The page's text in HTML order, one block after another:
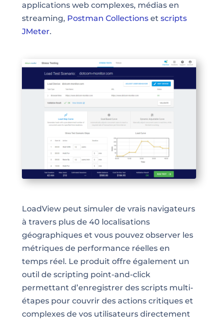
applications web complexes, médias en
streaming, Postman Collectionset scripts
JMeter.
LoadView peut simuler de vrais navigateurs
à travers plus de 40 localisations
géographiques et vous pouvez observer les
métriques de performance réelles en
temps réel. Le produit offre également un
outil de scripting point-and-click
permettant d’enregistrer des scripts multi-
étapes pour couvrir des actions critiques et
complexes de vos utilisateurs directement